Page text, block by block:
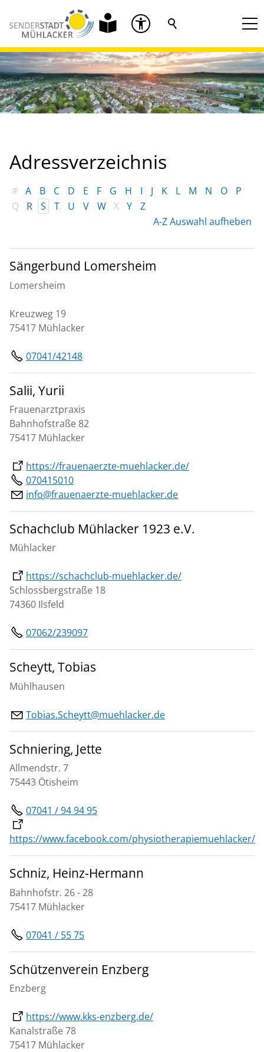
Adressverzeichnis
# A B C D E F G H I J K L M N O
P
Q
R S T U V W X Y
Z
A-Z Auswahl aufheben
Sängerbund Lomersheim
Lomersheim
Kreuzweg 19
75417 Mühlacker
07041/42148
Salii, Yurii
Frauenarztpraxis
Bahnhofstraße 82
75417 Mühlacker
https://frauenaerzte-muehlacker.de/
070415010
info@frauenaerzte-muehlacker.de
Schachclub Mühlacker 1923 e.V.
Mühlacker
https://schachclub-muehlacker.de/
Schlossbergstraße 18
74360 Ilsfeld
07062/239097
Scheytt, Tobias
Mühlhausen
Tobias.Scheytt@muehlacker.de
Schniering, Jette
Allmendstr. 7
75443 Ötisheim
07041 / 94 94 95
https://www.facebook.com/physiotherapiemuehlacker/
Schniz, Heinz-Hermann
Bahnhofstr. 26 - 28
75417 Mühlacker
07041 / 55 75
Schützenverein Enzberg
Enzberg
https://www.kks-enzberg.de/
Kanalstraße 78
75417 Mühlacker